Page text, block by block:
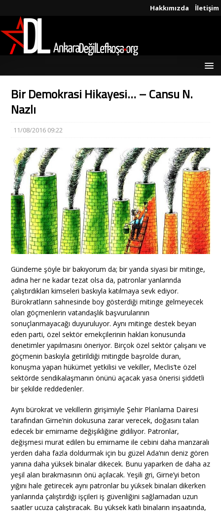
Hakkımızda İletişim
Bir Demokrasi Hikayesi… – Cansu N.
Nazlı
11/08/2016 09:22
Gündeme şöyle bir bakıyorum da; bir yanda siyasi bir mitinge,
adına her ne kadar tezat olsa da, patronlar yanlarında
çalıştırdıkları kimseleri baskıyla katılmaya sevk ediyor.
Bürokratların sahnesinde boy gösterdiği mitinge gelmeyecek
olan göçmenlerin vatandaşlık başvurularının
sonuçlanmayacağı duyuruluyor. Aynı mitinge destek beyan
eden parti, özel sektör emekçilerinin hakları konusunda
denetimler yapılmasını öneriyor. Birçok özel sektör çalışanı ve
göçmenin baskıyla getirildiği mitingde başrolde duran,
konuşma yapan hükümet yetkilisi ve vekiller, Meclis’te özel
sektörde sendikalaşmanın önünü açacak yasa önerisi şiddetli
bir şekilde reddedenler.
Aynı bürokrat ve vekillerin girişimiyle Şehir Planlama Dairesi
tarafından Girne’nin dokusuna zarar verecek, doğasını talan
edecek bir emirname değişikliğine gidiliyor. Patronlar,
değişmesi murat edilen bu emirname ile cebini daha manzaralı
yerden daha fazla doldurmak için bu güzel Ada’nın deniz gören
yanına daha yüksek binalar dikecek. Bunu yaparken de daha az
yeşil alan bırakmasının önü açılacak. Yeşili gri, Girne’yi beton
yığını hale getirecek aynı patronlar bu yüksek binaları dikerken
yanlarında çalıştırdığı işçileri iş güvenliğini sağlamadan uzun
saatler ucuza çalıştıracak. Bu yüksek katlı binaların inşaatında,